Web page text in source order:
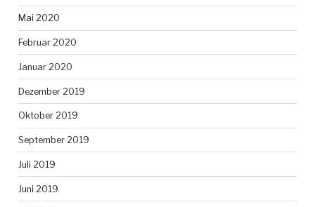
Mai 2020
Februar 2020
Januar 2020
Dezember 2019
Oktober 2019
September 2019
Juli 2019
Juni 2019